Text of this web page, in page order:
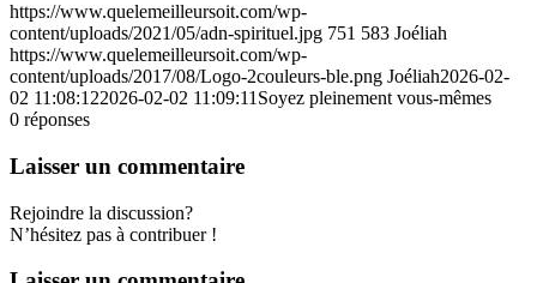
https://www.quelemeilleursoit.com/wp-
content/uploads/2021/05/adn-spirituel.jpg 751 583 Joéliah
https://www.quelemeilleursoit.com/wp-
content/uploads/2017/08/Logo-2couleurs-ble.png Joéliah2026-02-
02 11:08:122026-02-02 11:09:11 Soyez pleinement vous-mêmes
0 réponses
Laisser un commentaire
Rejoindre la discussion?
N’hésitez pas à contribuer !